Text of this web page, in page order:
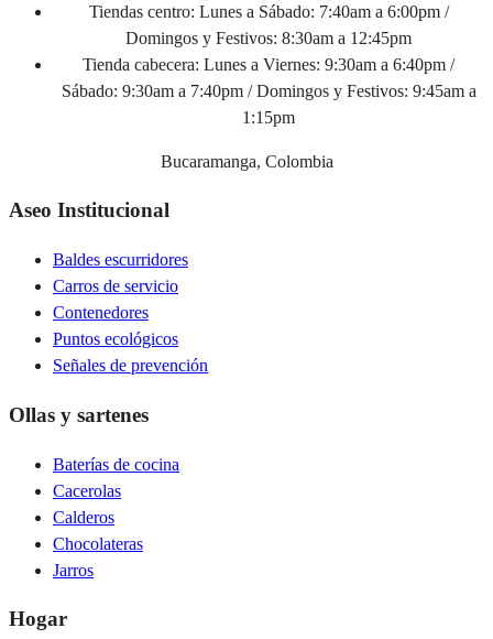
Tiendas centro: Lunes a Sábado: 7:40am a 6:00pm /
Domingos y Festivos: 8:30am a 12:45pm
Tienda cabecera: Lunes a Viernes: 9:30am a 6:40pm /
Sábado: 9:30am a 7:40pm / Domingos y Festivos: 9:45am a
1:15pm
Bucaramanga, Colombia
Aseo Institucional
Baldes escurridores
Carros de servicio
Contenedores
Puntos ecológicos
Señales de prevención
Ollas y sartenes
Baterías de cocina
Cacerolas
Calderos
Chocolateras
Jarros
Hogar